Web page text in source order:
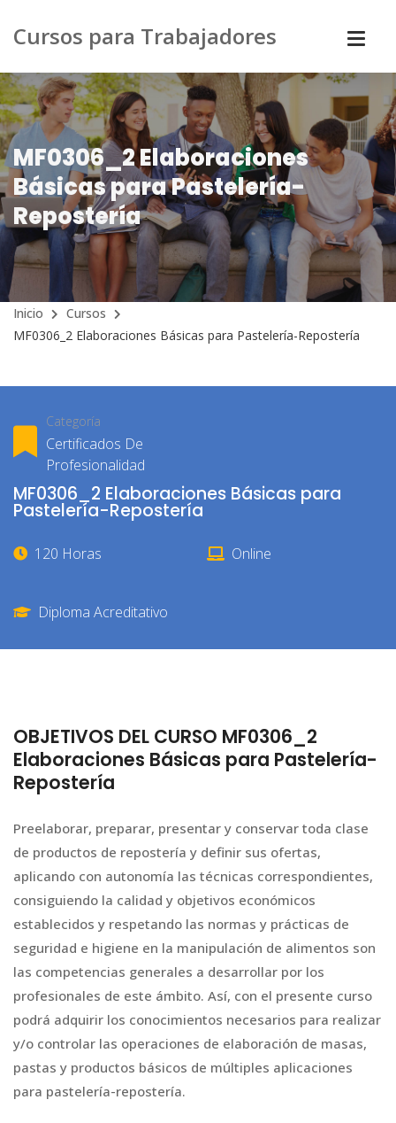
Cursos para Trabajadores
MF0306_2 Elaboraciones
Básicas para Pastelería-
Repostería
Inicio
Cursos
MF0306_2 Elaboraciones Básicas para Pastelería-Repostería
Categoría
Certificados De
Profesionalidad
MF0306_2 Elaboraciones Básicas para
Pastelería-Repostería
120 Horas Online
Diploma Acreditativo
OBJETIVOS DEL CURSO MF0306_2
Elaboraciones Básicas para Pastelería-
Repostería
Preelaborar, preparar, presentar y conservar toda clase
de productos de repostería y definir sus ofertas,
aplicando con autonomía las técnicas correspondientes,
consiguiendo la calidad y objetivos económicos
establecidos y respetando las normas y prácticas de
seguridad e higiene en la manipulación de alimentos son
las competencias generales a desarrollar por los
profesionales de este ámbito. Así, con el presente curso
podrá adquirir los conocimientos necesarios para realizar
y/o controlar las operaciones de elaboración de masas,
pastas y productos básicos de múltiples aplicaciones
para pastelería-repostería.